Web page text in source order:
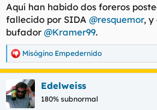
Aquí han habido dos foreros
fallecido por SIDA @resquemor, y
bufador @Kramer99.
R
e
a
c
c
i
Misógino Empedernido
Edelweiss
180% subnormal